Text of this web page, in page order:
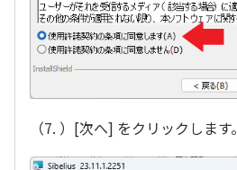
（7. ）[次へ] をクリックします。